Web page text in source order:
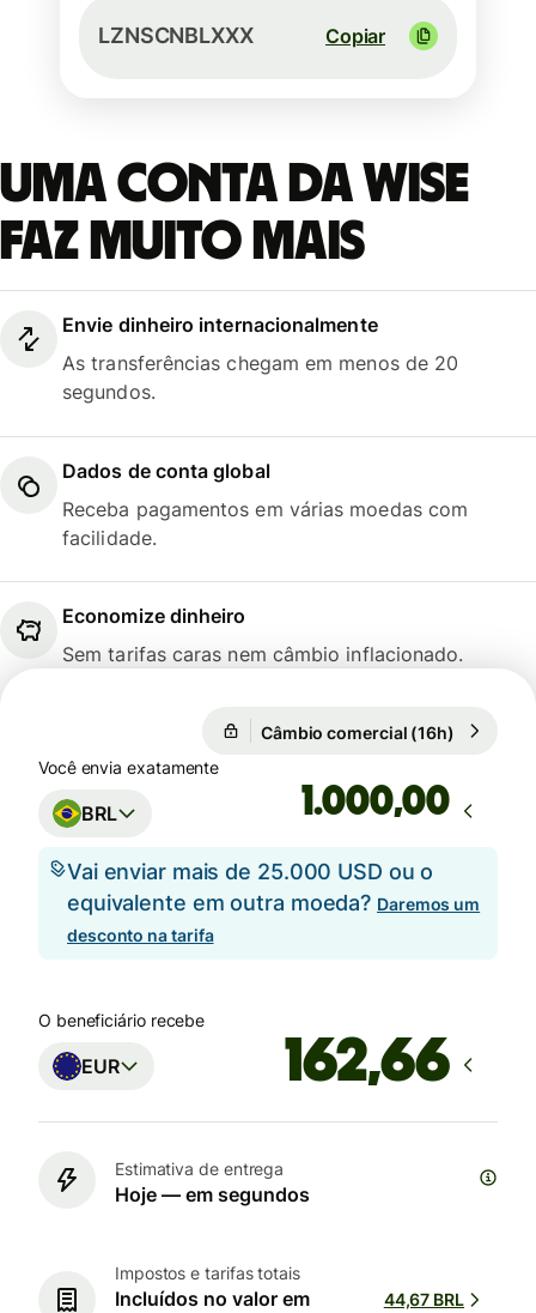
LZNSCNBLXXX Copiar
Uma conta da Wise
faz muito mais
Envie dinheiro internacionalmente
As transferências chegam em menos de 20
segundos.
Dados de conta global
Receba pagamentos em várias moedas com
facilidade.
Economize dinheiro
Sem tarifas caras nem câmbio inflacionado.
Câmbio comercial (16h)
Você envia exatamente
BRL ,00
Vai enviar mais de 25.000 USD ou o
equivalente em outra moeda? Daremos um
desconto na tarifa
O beneficiário recebe
EUR
Estimativa de entrega
Hoje — em segundos
Impostos e tarifas totais
Incluídos no valor em
44,67 BRL